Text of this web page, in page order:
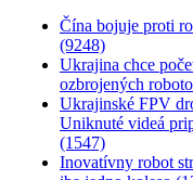
Čína bojuje proti
(9248)
Ukrajina chce
ozbrojených
Ukrajinské FPV
Uniknuté videá
(1547)
Inovatívny robot